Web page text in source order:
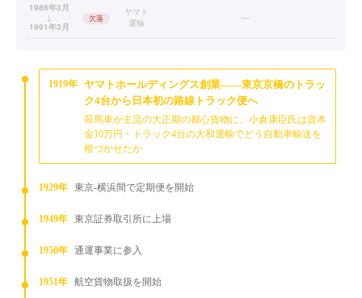
1986年3月
↓
1991年3月
欠落
ヤマト
運輸
—
1996年3月
JGAAP
1919年
ヤマトホールディングス創業——東京京橋のトラッ
ク4台から日本初の路線トラック便へ
荷馬車が主流の大正期の都心貨物に、小倉康臣氏は資本
金10万円・トラック4台の大和運輸でどう自動車輸送を
根づかせたか
1929年 東京-横浜間で定期便を開始
1949年 東京証券取引所に上場
1950年 通運事業に参入
1951年 航空貨物取扱を開始